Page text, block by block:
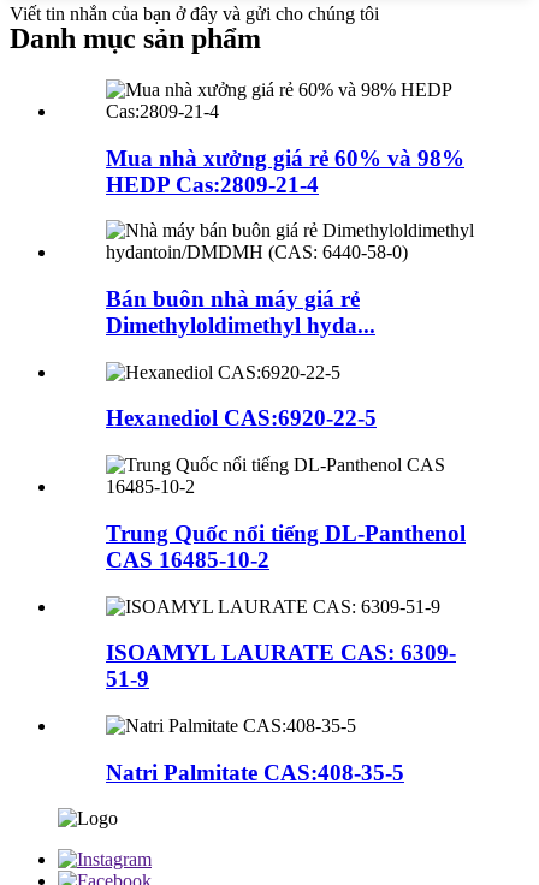
Viết tin nhắn của bạn ở đây và gửi cho chúng tôi
Danh mục sản phẩm
Mua nhà xưởng giá rẻ 60% và 98%
HEDP Cas:2809-21-4
Bán buôn nhà máy giá rẻ
Dimethyloldimethyl hyda...
Hexanediol CAS:6920-22-5
Trung Quốc nổi tiếng DL-Panthenol
CAS 16485-10-2
ISOAMYL LAURATE CAS: 6309-
51-9
Natri Palmitate CAS:408-35-5